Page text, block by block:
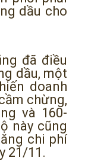
dầu cho
đã điều
dầu, một
doanh
chừng,
và 160-
này cũng
chi phí
21/11.